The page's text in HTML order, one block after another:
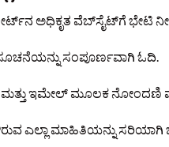
ಅಧಿಕೃತ ವೆಬ್‌ಸೈಟ್‌ಗೆ ಭೇಟಿ
ಸಂಪೂರ್ಣವಾಗಿ ಓದಿ.
ಮತ್ತು ಇಮೇಲ್ ಮೂಲಕ ನೋಂದಣಿ
ಎಲ್ಲಾ ಮಾಹಿತಿಯನ್ನು ಸರಿಯಾಗಿ